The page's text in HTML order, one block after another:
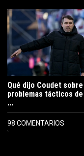
Un artículo de
Qué dijo Coudet
problemas tácticos de
...
98 COMENTARIOS